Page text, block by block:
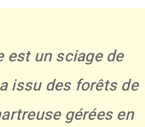
est un sciage de
issu des forêts de
gérées en